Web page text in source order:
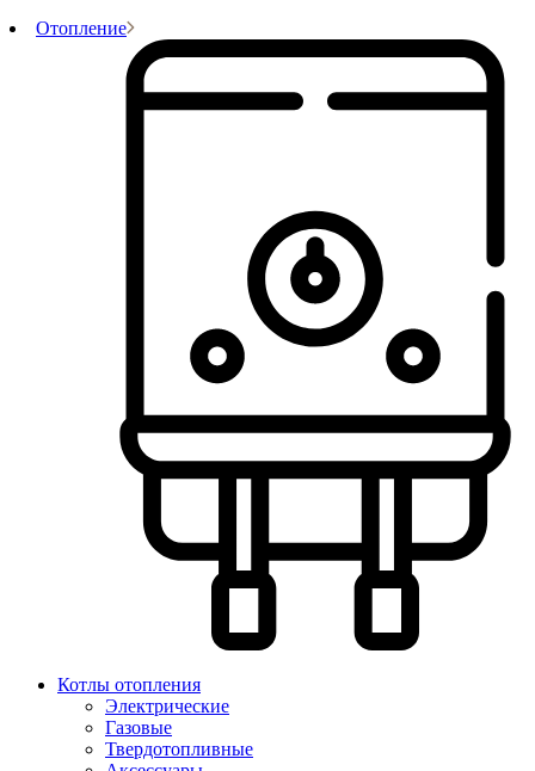
Отопление
Котлы отопления
Электрические
Газовые
Твердотопливные